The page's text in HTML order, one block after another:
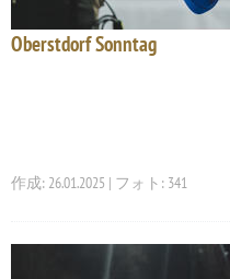
Oberstdorf Sonntag
作成: 26.01.2025 | フォト: 341